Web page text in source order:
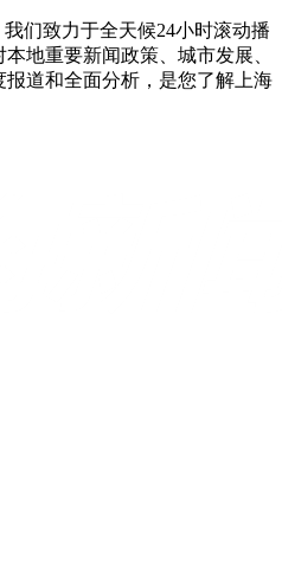
们致力于全天候24小时滚动播
地重要新闻政策、城市发展、
道和全面分析，是您了解上海